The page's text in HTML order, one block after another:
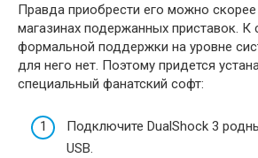
Правда приобрести его можно скорее
магазинах подержанных приставок.
формальной поддержки на уровне
для него нет. Поэтому придется
специальный фанатский софт:
Подключите DualShock 3
USB.